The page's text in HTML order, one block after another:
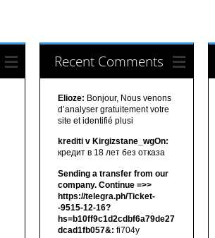
Recent Comments
Elioze: Bonjour, Nous venons
d’analyser gratuitement votre
site et identifié plusi
krediti v Kirgizstane_wgOn:
кредит в 18 лет без отказа
Sending a transfer from our
company. Continue =>>
https://telegra.ph/Ticket-
-9515-12-16?
hs=b10ff9c1d2cdbf6a79de27
dcad1fb057&: fi704y